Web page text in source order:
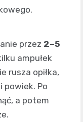
przez 2–5
ampułek
rusza opiłka,
powiek. Po
a potem